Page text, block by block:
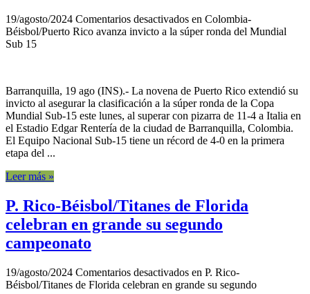
19/agosto/2024 Comentarios desactivados en Colombia-
Béisbol/Puerto Rico avanza invicto a la súper ronda del Mundial
Sub 15
Barranquilla, 19 ago (INS).- La novena de Puerto Rico extendió su
invicto al asegurar la clasificación a la súper ronda de la Copa
Mundial Sub-15 este lunes, al superar con pizarra de 11-4 a Italia en
el Estadio Edgar Rentería de la ciudad de Barranquilla, Colombia.
El Equipo Nacional Sub-15 tiene un récord de 4-0 en la primera
etapa del ...
Leer más »
P. Rico-Béisbol/Titanes de Florida
celebran en grande su segundo
campeonato
19/agosto/2024 Comentarios desactivados en P. Rico-
Béisbol/Titanes de Florida celebran en grande su segundo